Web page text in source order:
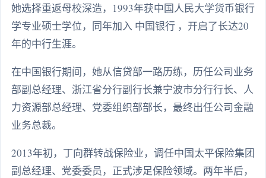
她选择重返母校深造，1993年获中国人民大学货币银行
学专业硕士学位，同年加入 中国银行 ，开启了长达20
年的中行生涯。
在中国银行期间，她从信贷部一路历练，历任公司业务
部副总经理、浙江省分行副行长兼宁波市分行行长、人
力资源部总经理、党委组织部部长，最终出任公司金融
业务总裁。
2013年初，丁向群转战保险业，调任中国太平保险集团
副总经理、党委委员，正式涉足保险领域。两年半后，